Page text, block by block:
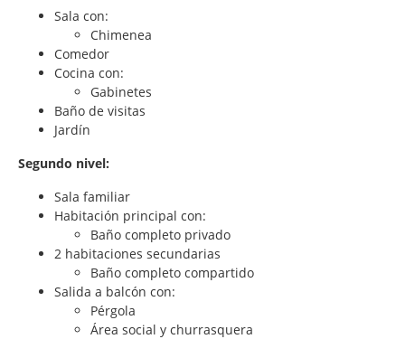
Sala con:
Chimenea
Comedor
Cocina con:
Gabinetes
Baño de visitas
Jardín
Segundo nivel:
Sala familiar
Habitación principal con:
Baño completo privado
2 habitaciones secundarias
Baño completo compartido
Salida a balcón con:
Pérgola
Área social y churrasquera